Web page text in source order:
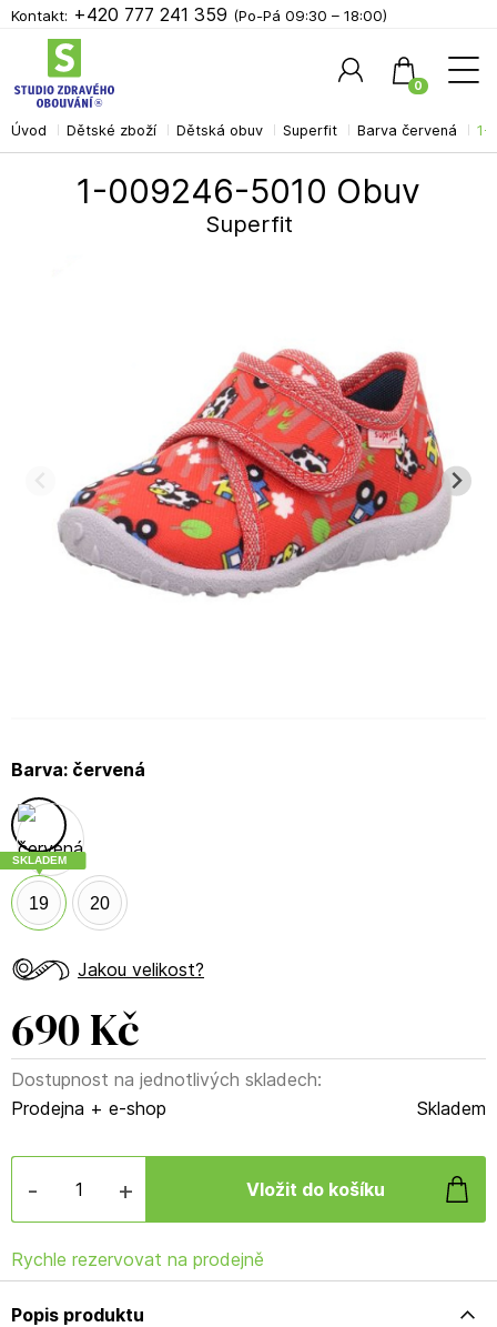
Úvod Dětské zboží Dětská obuv Superfit Barva červená 1-
1-009246-5010 Obuv
Superfit
Barva: červená
19
SKLADEM
20
Jakou velikost?
690 Kč
Dostupnost na jednotlivých skladech:
Prodejna + e-shop
Skladem
- +
Rychle rezervovat na prodejně
Popis produktu
Kontakt: +420 777 241 359 (Po-Pá 09:30 – 18:00)
0